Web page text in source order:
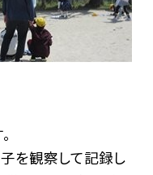
子を観察して記録し